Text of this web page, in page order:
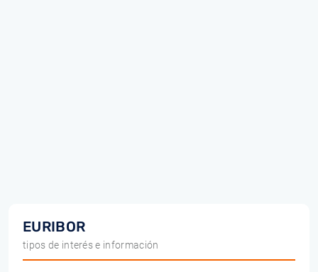
EURIBOR
tipos de interés e información